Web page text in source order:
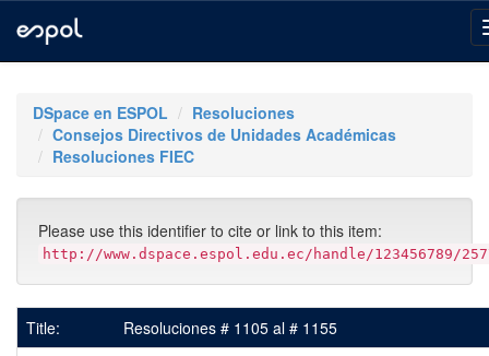
navigationDSpace en ESPOL
Resoluciones
Consejos Directivos de Unidades Académicas
Resoluciones FIEC
Please use this identifier to cite or link to this item:
http://www.dspace.espol.edu.ec/handle/123456789/
Title:
Resoluciones # 1105 al # 1155